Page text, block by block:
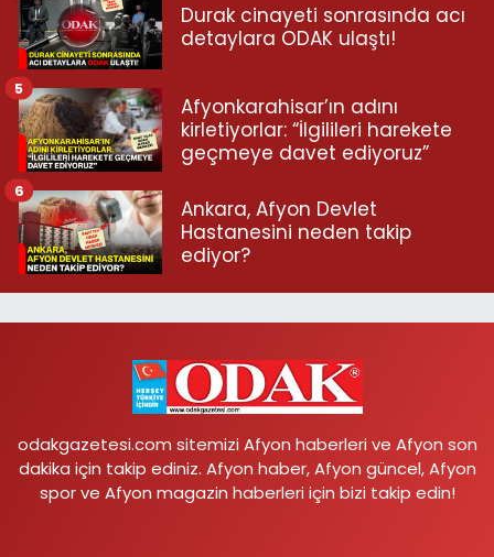
Durak cinayeti sonrasında acı
detaylara ODAK ulaştı!
Afyonkarahisar’ın adını
kirletiyorlar: “İlgilileri harekete
geçmeye davet ediyoruz”
5
Ankara, Afyon Devlet
Hastanesini neden takip
ediyor?
6
odakgazetesi.com sitemizi Afyon haberleri ve Afyon son
dakika için takip ediniz. Afyon haber, Afyon güncel, Afyon
spor ve Afyon magazin haberleri için bizi takip edin!